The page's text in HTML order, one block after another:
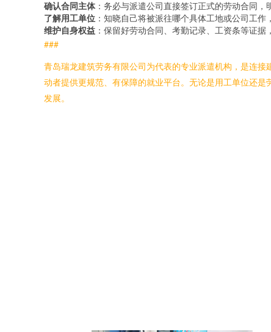
确认合同主体：务必与派遣公司直接签订正式的劳动合同，
了解用工单位 ：知晓自己将被派往哪个具体工地或公司工作
维护自身权益 ：保留好劳动合同、考勤记录、工资条等证
###
青岛瑞龙建筑劳务有限公司为代表的专业派遣机构，是连
动者提供更规范、有保障的就业平台。无论是用工单位还
发展。